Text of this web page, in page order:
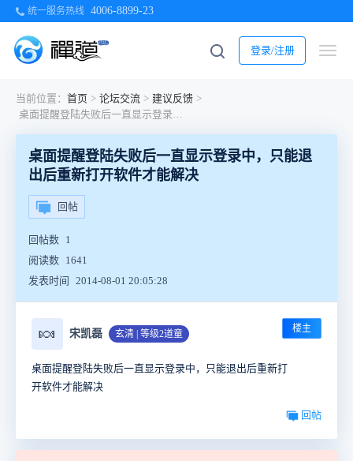
统一服务热线 4006-8899-23
登录/注册
当前位置： 首页 > 论坛交流 > 建议反馈 >
桌面提醒登陆失败后一直显示登录中，只能退出后重新打开软件才能解决
桌面提醒登陆失败后一直显示登录中，只能退
出后重新打开软件才能解决
回帖
回帖数 1
阅读数 1641
发表时间
2014-08-01 20:05:28
🍬 宋凯磊 玄清 | 等级2道童 楼主
桌面提醒登陆失败后一直显示登录中，只能退出后重新打
开软件才能解决
回帖